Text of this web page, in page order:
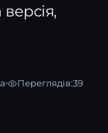
Переглядів:39